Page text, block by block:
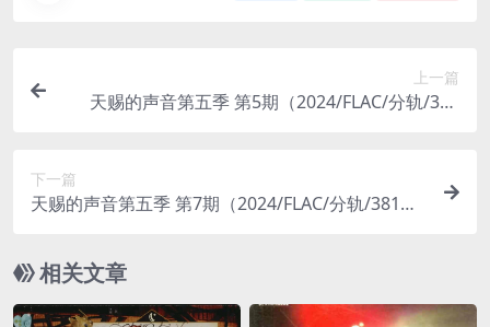
上一篇
天赐的声音第五季 第5期（2024/FLAC/分轨/310
下一篇
天赐的声音第五季 第7期（2024/FLAC/分轨/381
相关文章